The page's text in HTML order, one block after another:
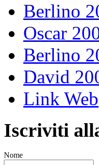
Berlino
Oscar
Berlino
David
Link Web
Iscriviti
Nome